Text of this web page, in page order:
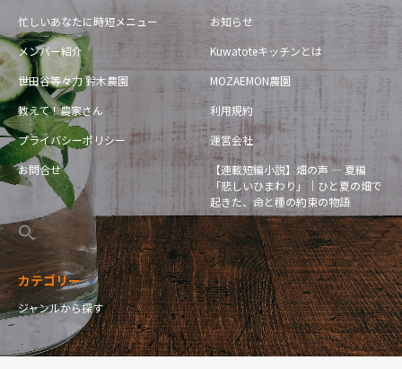
忙しいあなたに時短メニュー
お知らせ
メンバー紹介
Kuwatoteキッチンとは
世田谷等々力 鈴木農園
MOZAEMON農園
教えて！農家さん
利用規約
プライバシーポリシー
運営会社
お問合せ
【連載短編小説】畑の声 — 夏編
「悲しいひまわり」｜ひと夏の畑で
起きた、命と種の約束の物語
カテゴリー
ジャンルから探す